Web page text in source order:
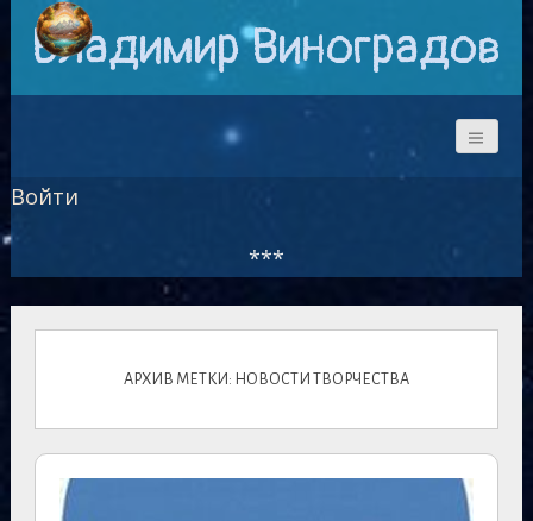
Владимир Виноградов
Войти
***
АРХИВ МЕТКИ: НОВОСТИ ТВОРЧЕСТВА